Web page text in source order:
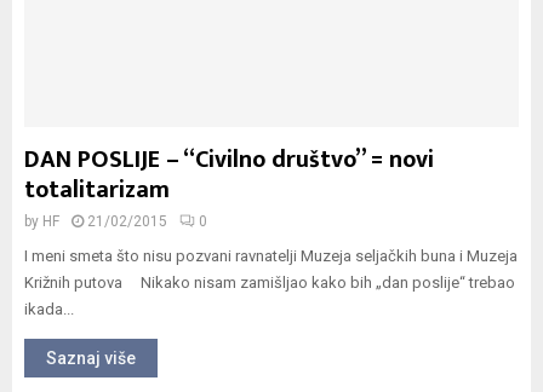
DAN POSLIJE – “Civilno društvo” = novi
totalitarizam
by HF 21/02/2015 0
I meni smeta što nisu pozvani ravnatelji Muzeja seljačkih buna i Muzeja
Križnih putova Nikako nisam zamišljao kako bih „dan poslije“ trebao
ikada...
Saznaj više